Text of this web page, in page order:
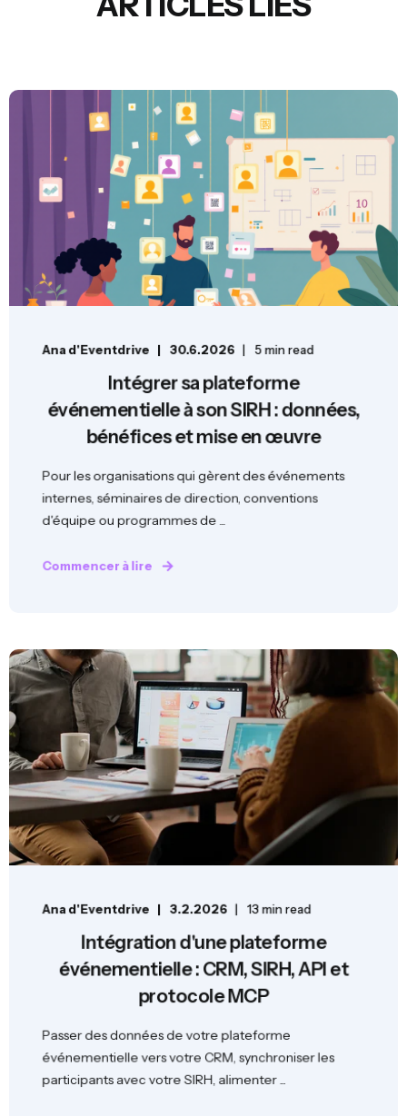
Ana d'Eventdrive 30.6.2026 5 min read
Intégrer sa plateforme
événementielle à son SIRH : données,
bénéfices et mise en œuvre
Pour les organisations qui gèrent des événements
internes, séminaires de direction, conventions
d'équipe ou programmes de ...
Commencer à lire
Ana d'Eventdrive 3.2.2026 13 min read
Intégration d'une plateforme
événementielle : CRM, SIRH, API et
protocole MCP
Passer des données de votre plateforme
événementielle vers votre CRM, synchroniser les
participants avec votre SIRH, alimenter ...